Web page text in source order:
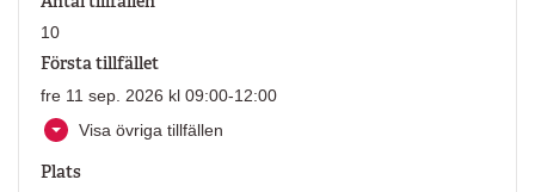
10
Första tillfället
fre 11 sep. 2026 kl 09:00-12:00
Visa övriga tillfällen
Plats